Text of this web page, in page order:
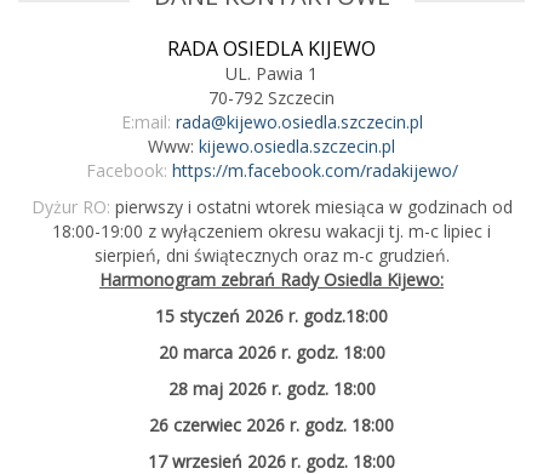
RADA OSIEDLA KIJEWO
UL. Pawia 1
70-792 Szczecin
E:mail: rada@kijewo.osiedla.szczecin.pl
Www: kijewo.osiedla.szczecin.pl
Facebook: https://m.facebook.com/radakijewo/
Dyżur RO: pierwszy i ostatni wtorek miesiąca w godzinach od
18:00-19:00 z wyłączeniem okresu wakacji tj. m-c lipiec i
sierpień, dni świątecznych oraz m-c grudzień.
Harmonogram zebrań Rady Osiedla Kijewo:
15 styczeń 2026 r. godz.18:00
20 marca 2026 r. godz. 18:00
28 maj 2026 r. godz. 18:00
26 czerwiec 2026 r. godz. 18:00
17 wrzesień 2026 r. godz. 18:00